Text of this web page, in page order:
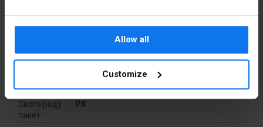
Allow all
Customize
Гвинт M3
Вага 10.9
Точний
колір
Синій
Свого роду
пакет
PK